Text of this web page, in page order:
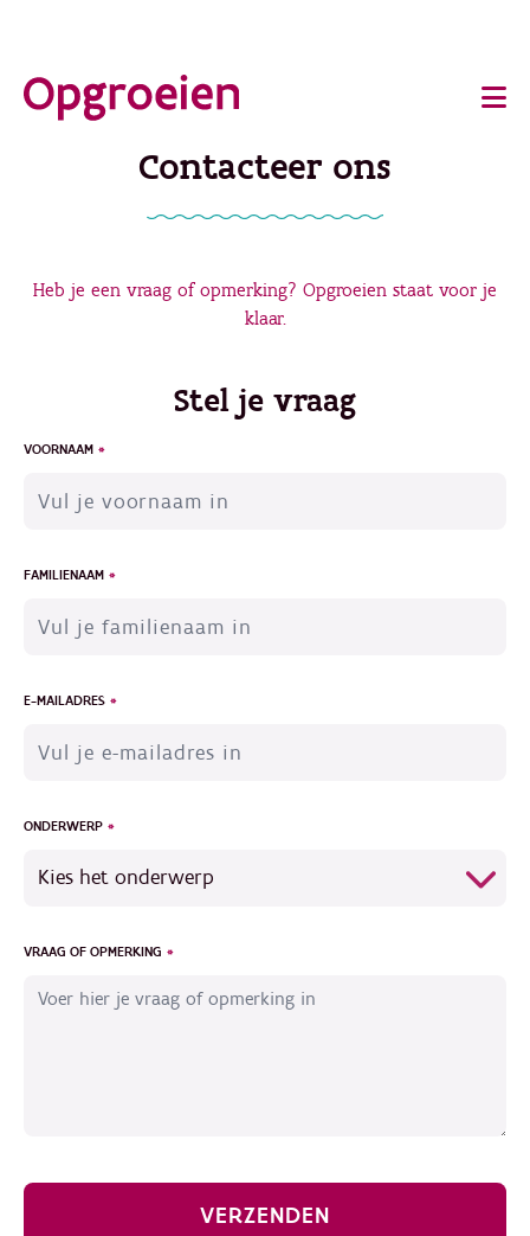
direct
Main
navigationContacteer ons
Heb je een vraag of opmerking? Opgroeien staat voor je
klaar.
Stel je vraag
VOORNAAM
FAMILIENAAM
E-MAILADRES
ONDERWERP
VRAAG OF OPMERKING
VERZENDEN